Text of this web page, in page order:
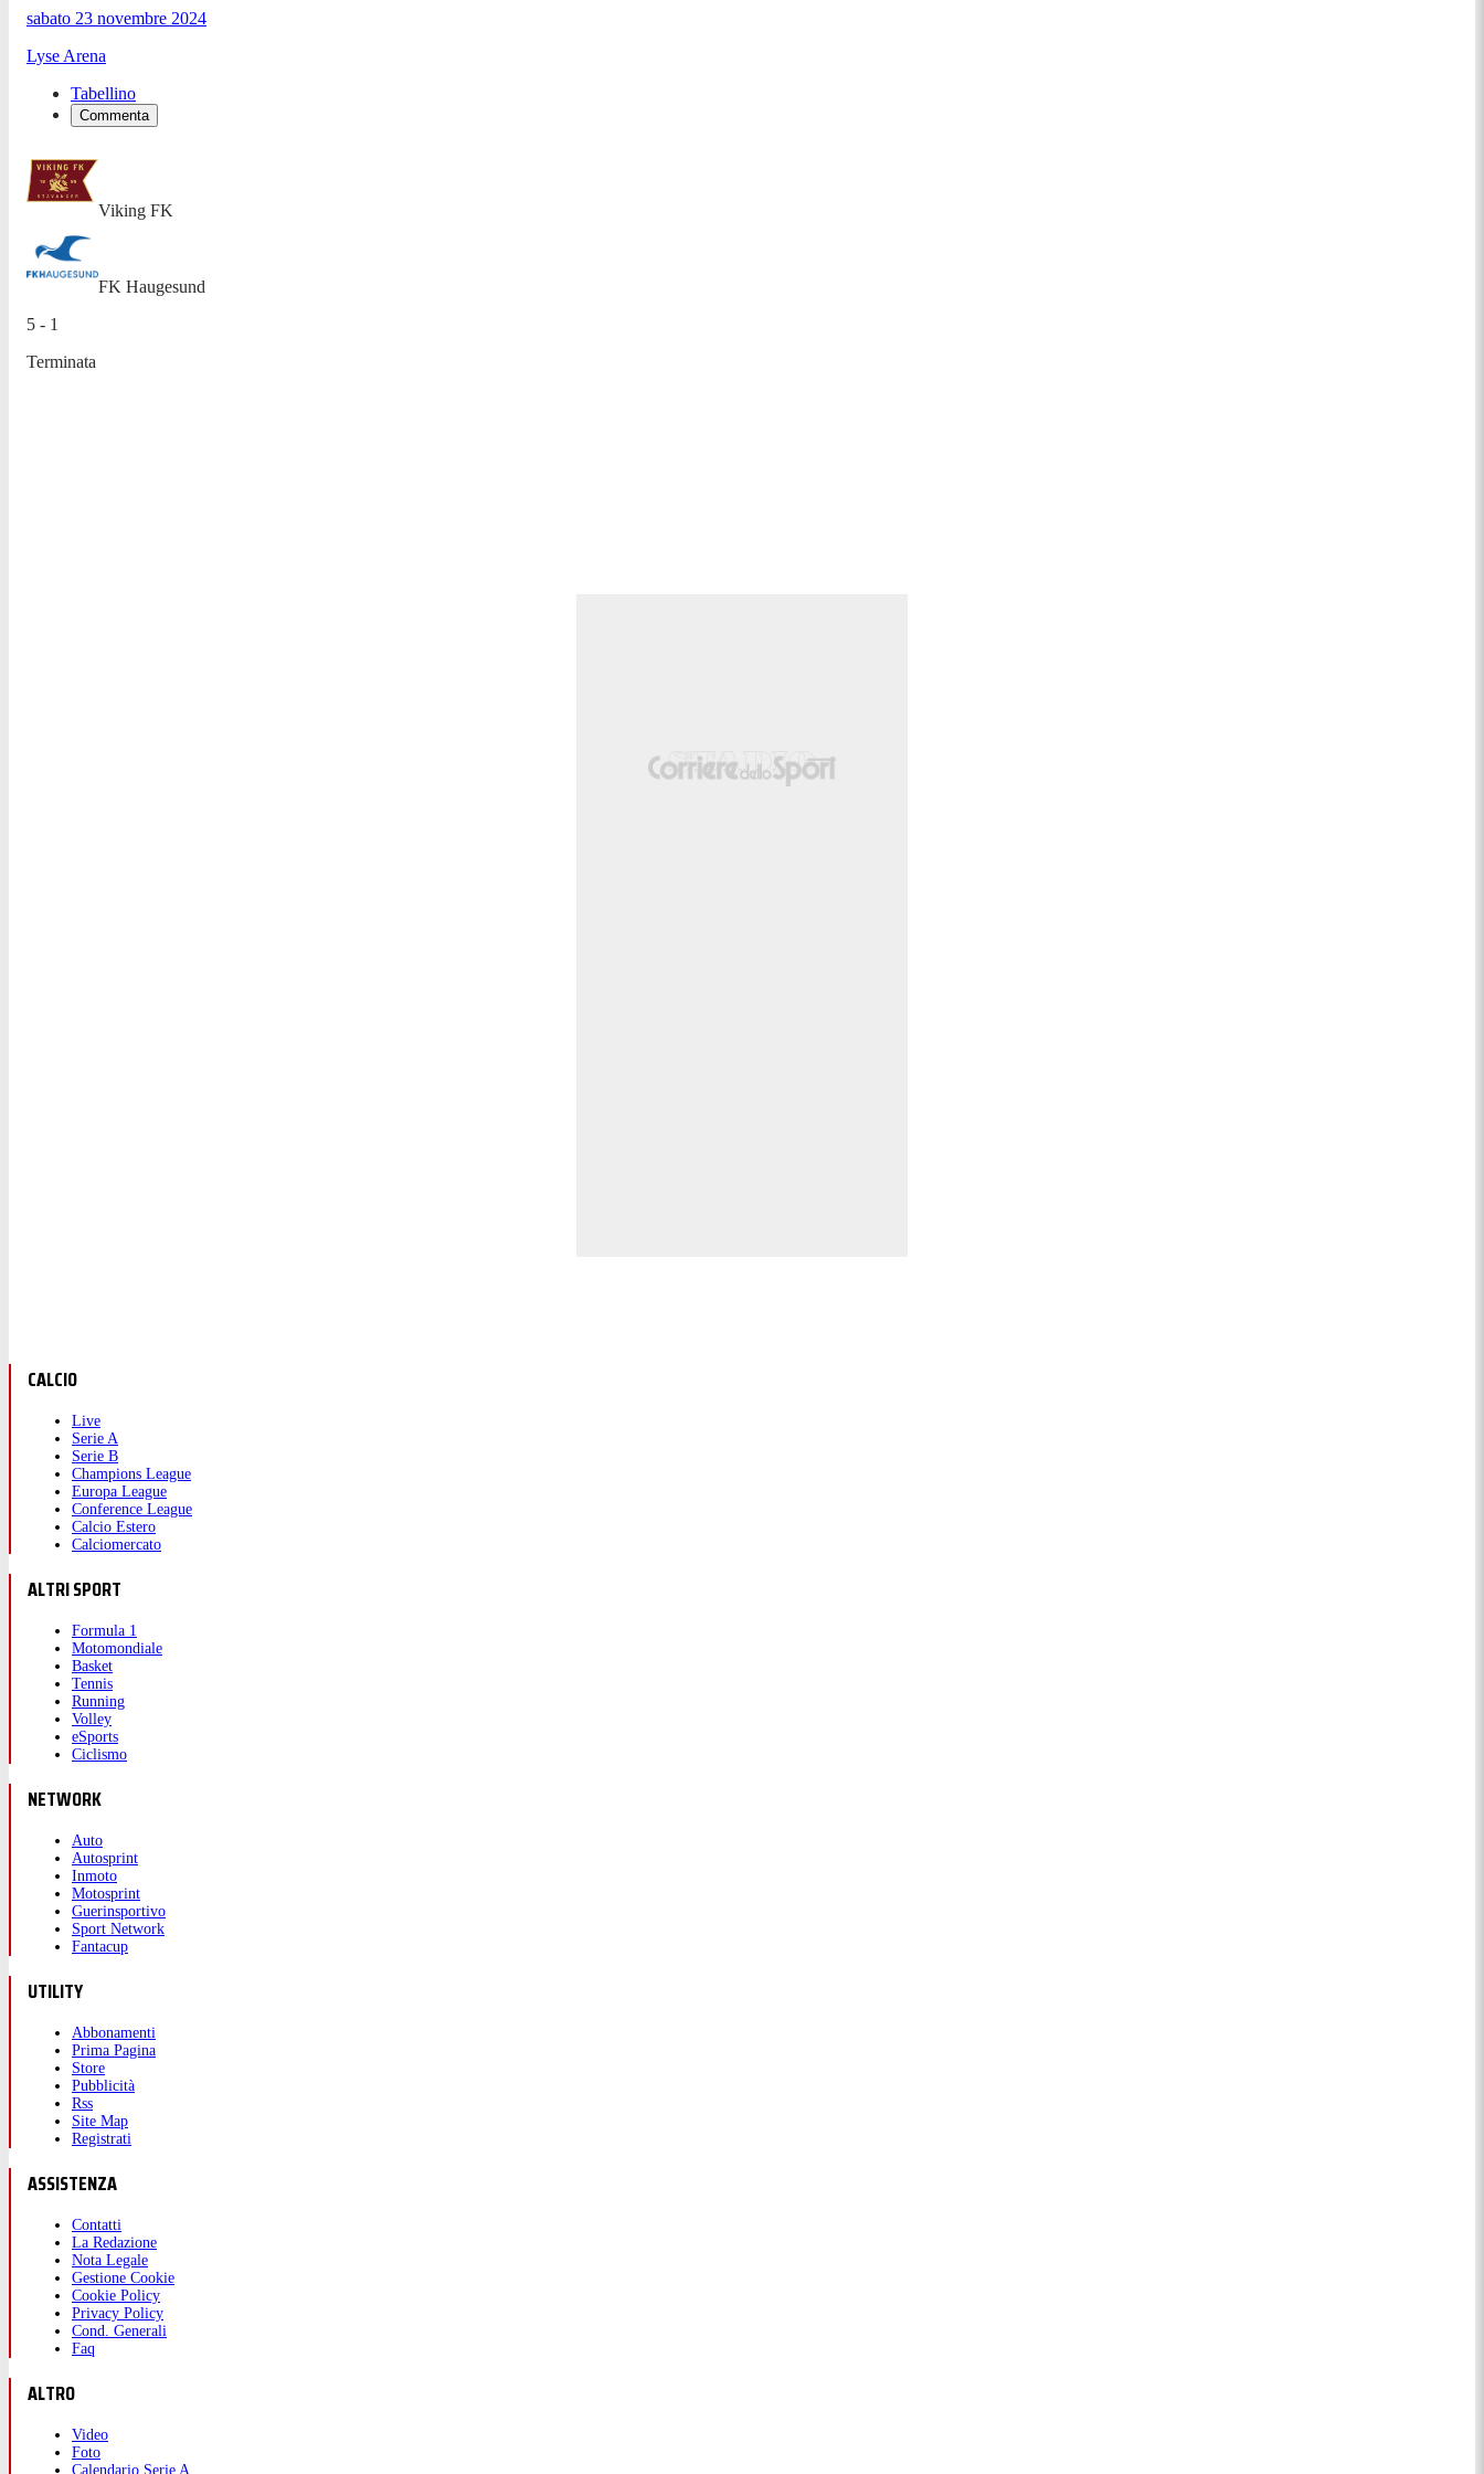
sabato 23 novembre 2024
Lyse Arena
Tabellino
Commenta
Viking FK
FK Haugesund
5 - 1
Terminata
CALCIO
Live
Serie A
Serie B
Champions League
Europa League
Conference League
Calcio Estero
Calciomercato
ALTRI SPORT
Formula 1
Motomondiale
Basket
Tennis
Running
Volley
eSports
Ciclismo
NETWORK
Auto
Autosprint
Inmoto
Motosprint
Guerinsportivo
Sport Network
Fantacup
UTILITY
Abbonamenti
Prima Pagina
Store
Pubblicità
Rss
Site Map
Registrati
ASSISTENZA
Contatti
La Redazione
Nota Legale
Gestione Cookie
Cookie Policy
Privacy Policy
Cond. Generali
Faq
ALTRO
Video
Foto
Calendario Serie A